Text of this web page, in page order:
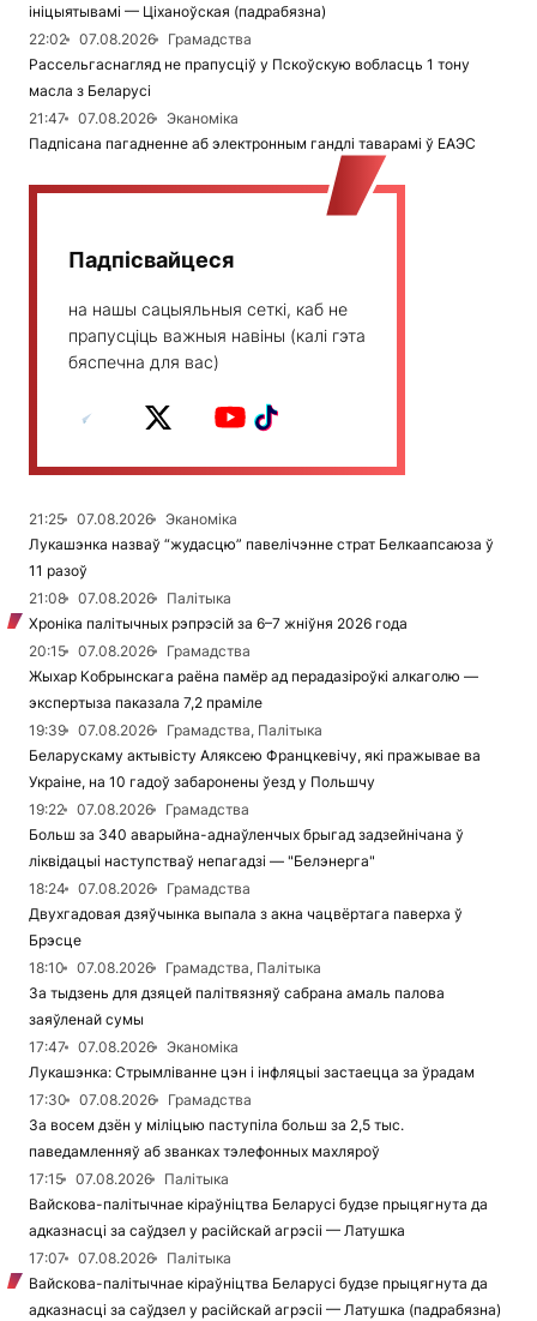
ініцыятывамі — Ціханоўская (падрабязна)
22:02
07.08.2026
Грамадства
Рассельгаснагляд не прапусціў у Пскоўскую вобласць 1 тону
масла з Беларусі
21:47
07.08.2026
Эканоміка
Падпісана пагадненне аб электронным гандлі таварамі ў ЕАЭС
Падпісвайцеся
на нашы сацыяльныя сеткі, каб не
прапусціць важныя навіны (калі гэта
бяспечна для вас)
21:25 07.08.2026
Эканоміка
Лукашэнка назваў “жудасцю” павелічэнне страт Белкаапсаюза ў
11 разоў
21:08
07.08.2026
Палітыка
Хроніка палітычных рэпрэсій за 6–7 жніўня 2026 года
20:15
07.08.2026
Грамадства
Жыхар Кобрынскага раёна памёр ад перадазіроўкі алкаголю —
экспертыза паказала 7,2 праміле
19:39
07.08.2026
Грамадства, Палітыка
Беларускаму актывісту Аляксею Францкевічу, які пражывае ва
Украіне, на 10 гадоў забаронены ўезд у Польшчу
19:22
07.08.2026
Грамадства
Больш за 340 аварыйна-аднаўленчых брыгад задзейнічана ў
ліквідацыі наступстваў непагадзі — "Белэнерга"
18:24
07.08.2026
Грамадства
Двухгадовая дзяўчынка выпала з акна чацвёртага паверха ў
Брэсце
18:10
07.08.2026
Грамадства, Палітыка
За тыдзень для дзяцей палітвязняў сабрана амаль палова
заяўленай сумы
17:47
07.08.2026
Эканоміка
Лукашэнка: Стрымліванне цэн і інфляцыі застаецца за ўрадам
17:30
07.08.2026
Грамадства
За восем дзён у міліцыю паступіла больш за 2,5 тыс.
паведамленняў аб званках тэлефонных махляроў
17:15
07.08.2026
Палітыка
Вайскова-палітычнае кіраўніцтва Беларусі будзе прыцягнута да
адказнасці за саўдзел у расійскай агрэсіі — Латушка
17:07
07.08.2026
Палітыка
Вайскова-палітычнае кіраўніцтва Беларусі будзе прыцягнута да
адказнасці за саўдзел у расійскай агрэсіі — Латушка (падрабязна)